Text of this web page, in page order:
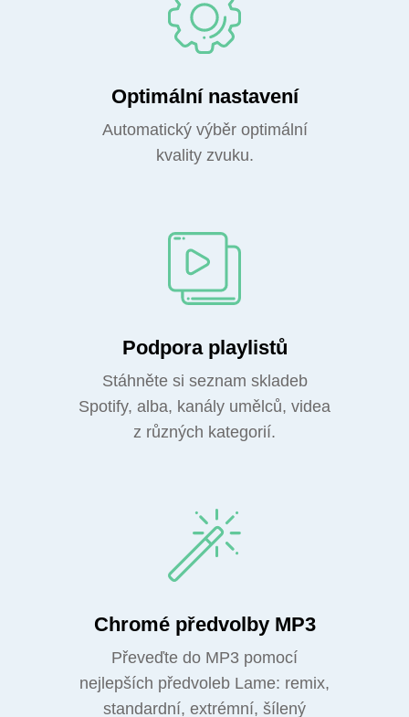
Optimální nastavení
Automatický výběr optimální
kvality zvuku.
Podpora playlistů
Stáhněte si seznam skladeb
Spotify, alba, kanály umělců, videa
z různých kategorií.
Chromé předvolby MP3
Převeďte do MP3 pomocí
nejlepších předvoleb Lame: remix,
standardní, extrémní, šílený